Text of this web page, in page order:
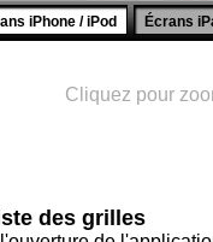
iPhone / iPod Écrans
Cliquez pour
des grilles